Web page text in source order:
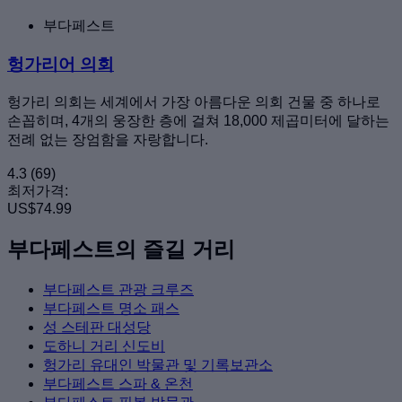
부다페스트
헝가리어 의회
헝가리 의회는 세계에서 가장 아름다운 의회 건물 중 하나로
손꼽히며, 4개의 웅장한 층에 걸쳐 18,000 제곱미터에 달하는
전례 없는 장엄함을 자랑합니다.
4.3 (69)
최저가격:
US$74.99
부다페스트의 즐길 거리
부다페스트 관광 크루즈
부다페스트 명소 패스
성 스테판 대성당
도하니 거리 신도비
헝가리 유대인 박물관 및 기록보관소
부다페스트 스파 & 온천